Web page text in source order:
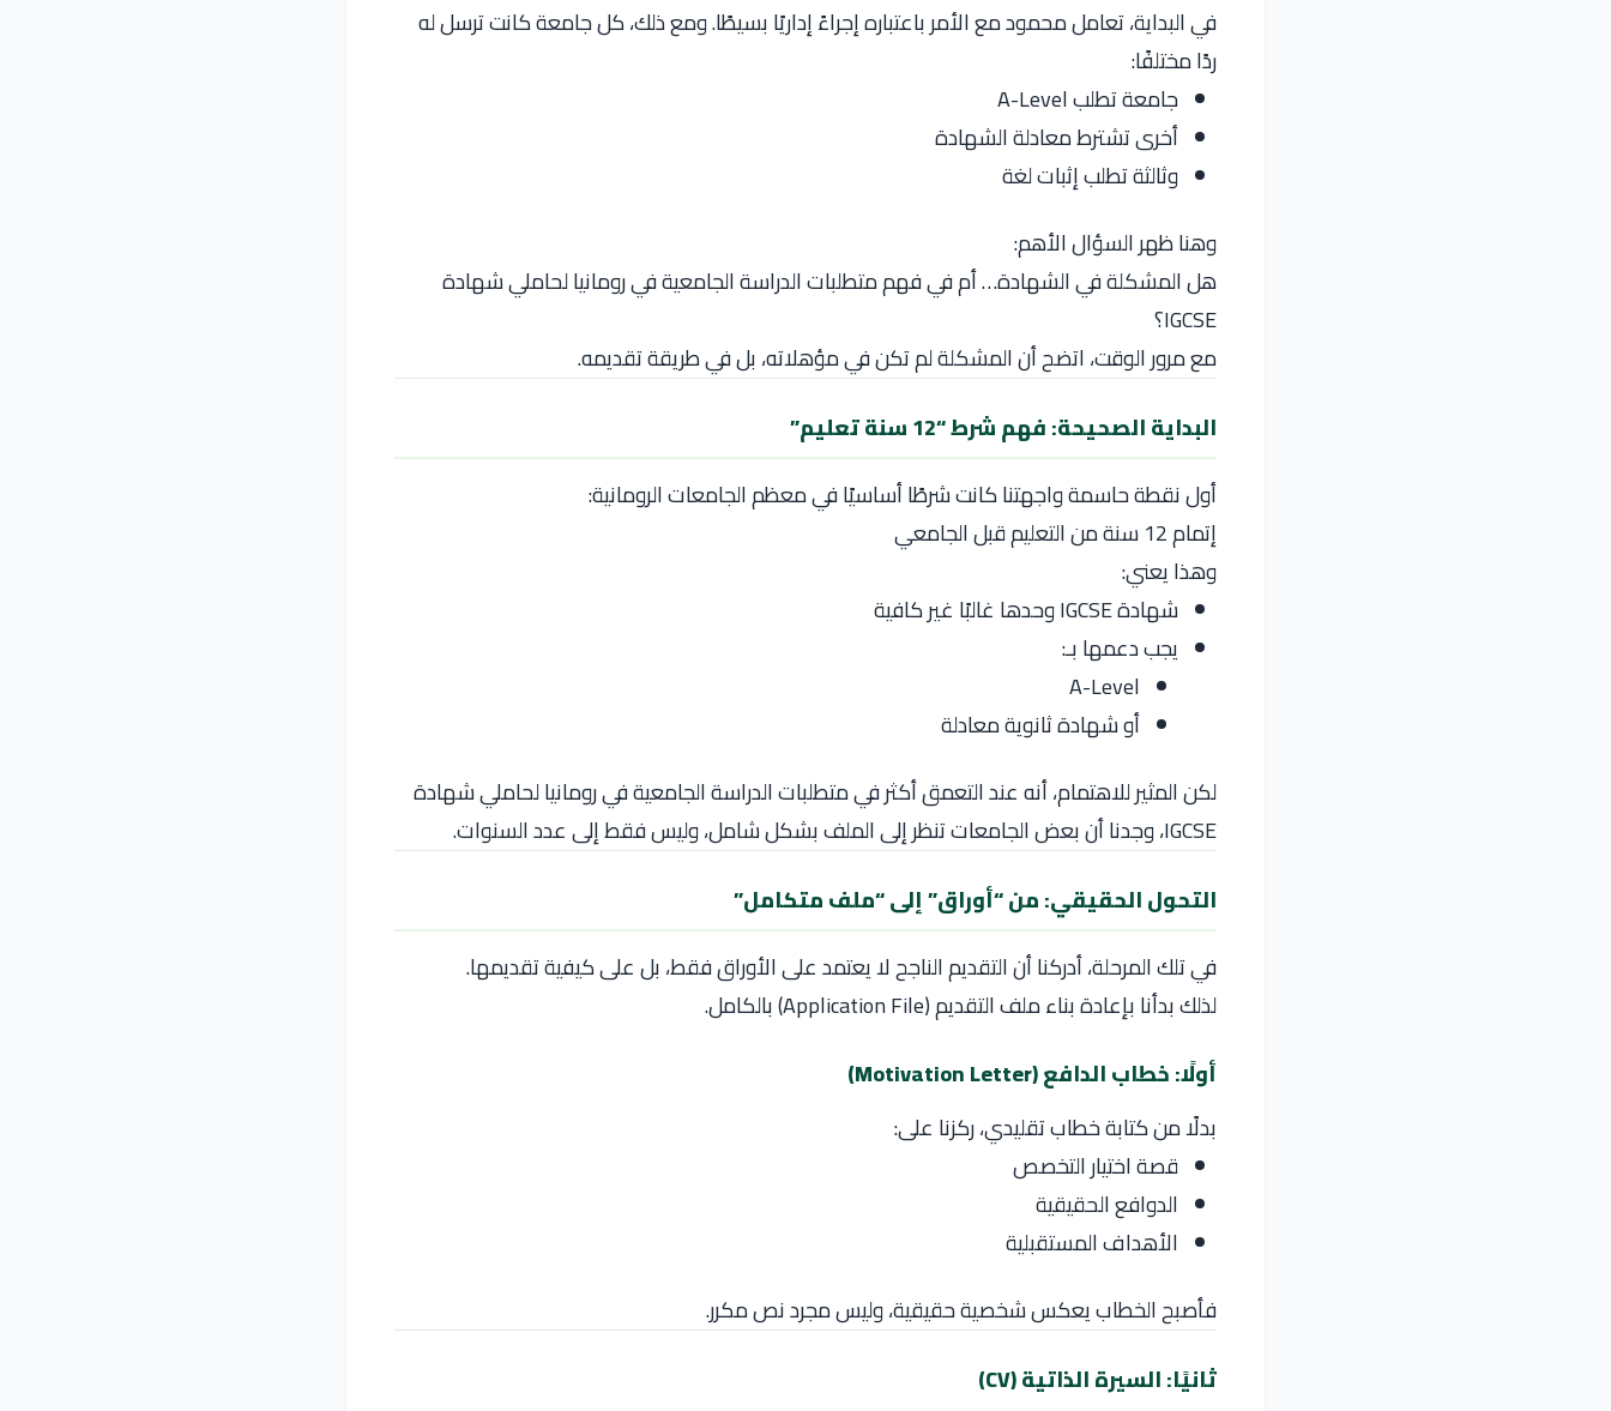
في البداية، تعامل محمود مع الأمر باعتباره إجراءً إداريًا بسيطًا. ومع ذلك، كل جامعة كانت ترسل له
ردًا مختلفًا:
جامعة تطلب A-Level
أخرى تشترط معادلة الشهادة
وثالثة تطلب إثبات لغة
وهنا ظهر السؤال الأهم:
هل المشكلة في الشهادة… أم في فهم متطلبات الدراسة الجامعية في رومانيا لحاملي شهادة
IGCSE؟
مع مرور الوقت، اتضح أن المشكلة لم تكن في مؤهلاته، بل في طريقة تقديمه.
البداية الصحيحة: فهم شرط “12 سنة تعليم”
أول نقطة حاسمة واجهتنا كانت شرطًا أساسيًا في معظم الجامعات الرومانية:
إتمام 12 سنة من التعليم قبل الجامعي
وهذا يعني:
شهادة IGCSE وحدها غالبًا غير كافية
يجب دعمها بـ:
A-Level
أو شهادة ثانوية معادلة
لكن المثير للاهتمام، أنه عند التعمق أكثر في متطلبات الدراسة الجامعية في رومانيا لحاملي شهادة
IGCSE، وجدنا أن بعض الجامعات تنظر إلى الملف بشكل شامل، وليس فقط إلى عدد السنوات.
التحول الحقيقي: من “أوراق” إلى “ملف متكامل”
في تلك المرحلة، أدركنا أن التقديم الناجح لا يعتمد على الأوراق فقط، بل على كيفية تقديمها.
لذلك بدأنا بإعادة بناء ملف التقديم (Application File) بالكامل.
أولًا: خطاب الدافع (Motivation Letter)
بدلًا من كتابة خطاب تقليدي، ركزنا على:
قصة اختيار التخصص
الدوافع الحقيقية
الأهداف المستقبلية
فأصبح الخطاب يعكس شخصية حقيقية، وليس مجرد نص مكرر.
ثانيًا: السيرة الذاتية (CV)